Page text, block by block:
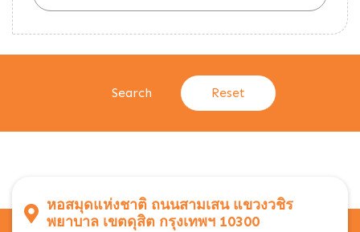
หอสมุดแห่งชาติ ถนนสามเสน แขวงวชิร
พยาบาล เขตดุสิต กรุงเทพฯ 10300